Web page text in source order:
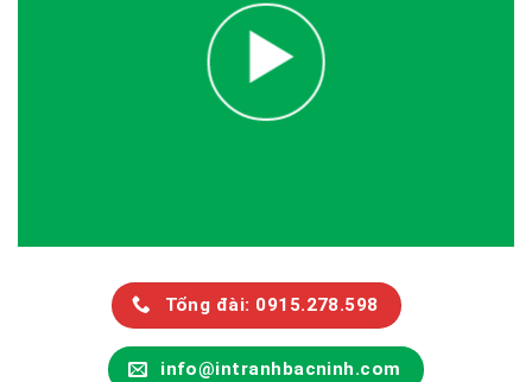
Tổng đài: 0915.278.598
info@intranhbacninh.com